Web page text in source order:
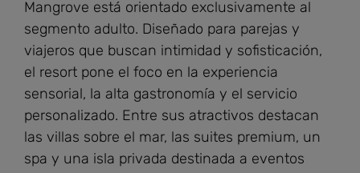
Mangrove está orientado exclusivamente al
segmento adulto. Diseñado para parejas y
viajeros que buscan intimidad y sofisticación,
el resort pone el foco en la experiencia
sensorial, la alta gastronomía y el servicio
personalizado. Entre sus atractivos destacan
las villas sobre el mar, las suites premium, un
spa y una isla privada destinada a eventos